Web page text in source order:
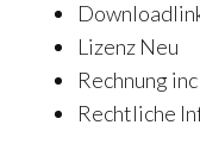
Lizenz Neu
Rechnung
Rechtliche